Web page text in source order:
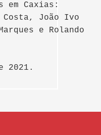
Caxias:
João Ivo
e Rolando
2021.